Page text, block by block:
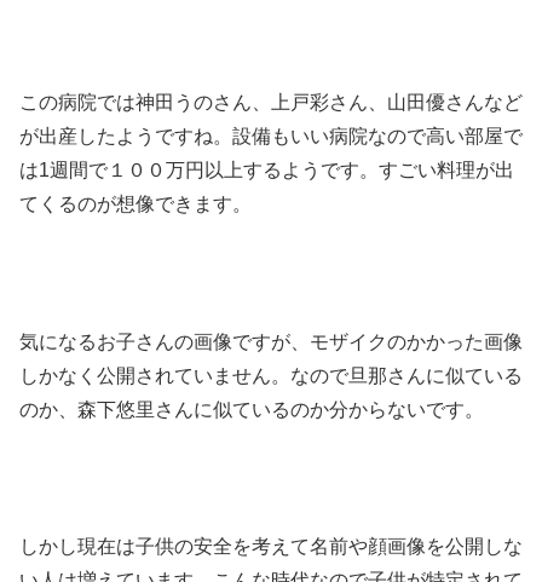
この病院では神田うのさん、上戸彩さん、山田優さんなど
が出産したようですね。設備もいい病院なので高い部屋で
は1週間で１００万円以上するようです。すごい料理が出
てくるのが想像できます。
気になるお子さんの画像ですが、モザイクのかかった画像
しかなく公開されていません。なので旦那さんに似ている
のか、森下悠里さんに似ているのか分からないです。
しかし現在は子供の安全を考えて名前や顔画像を公開しな